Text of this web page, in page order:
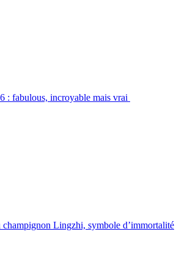
: fabulous, incroyable mais vrai
champignon Lingzhi, symbole d’immortalité